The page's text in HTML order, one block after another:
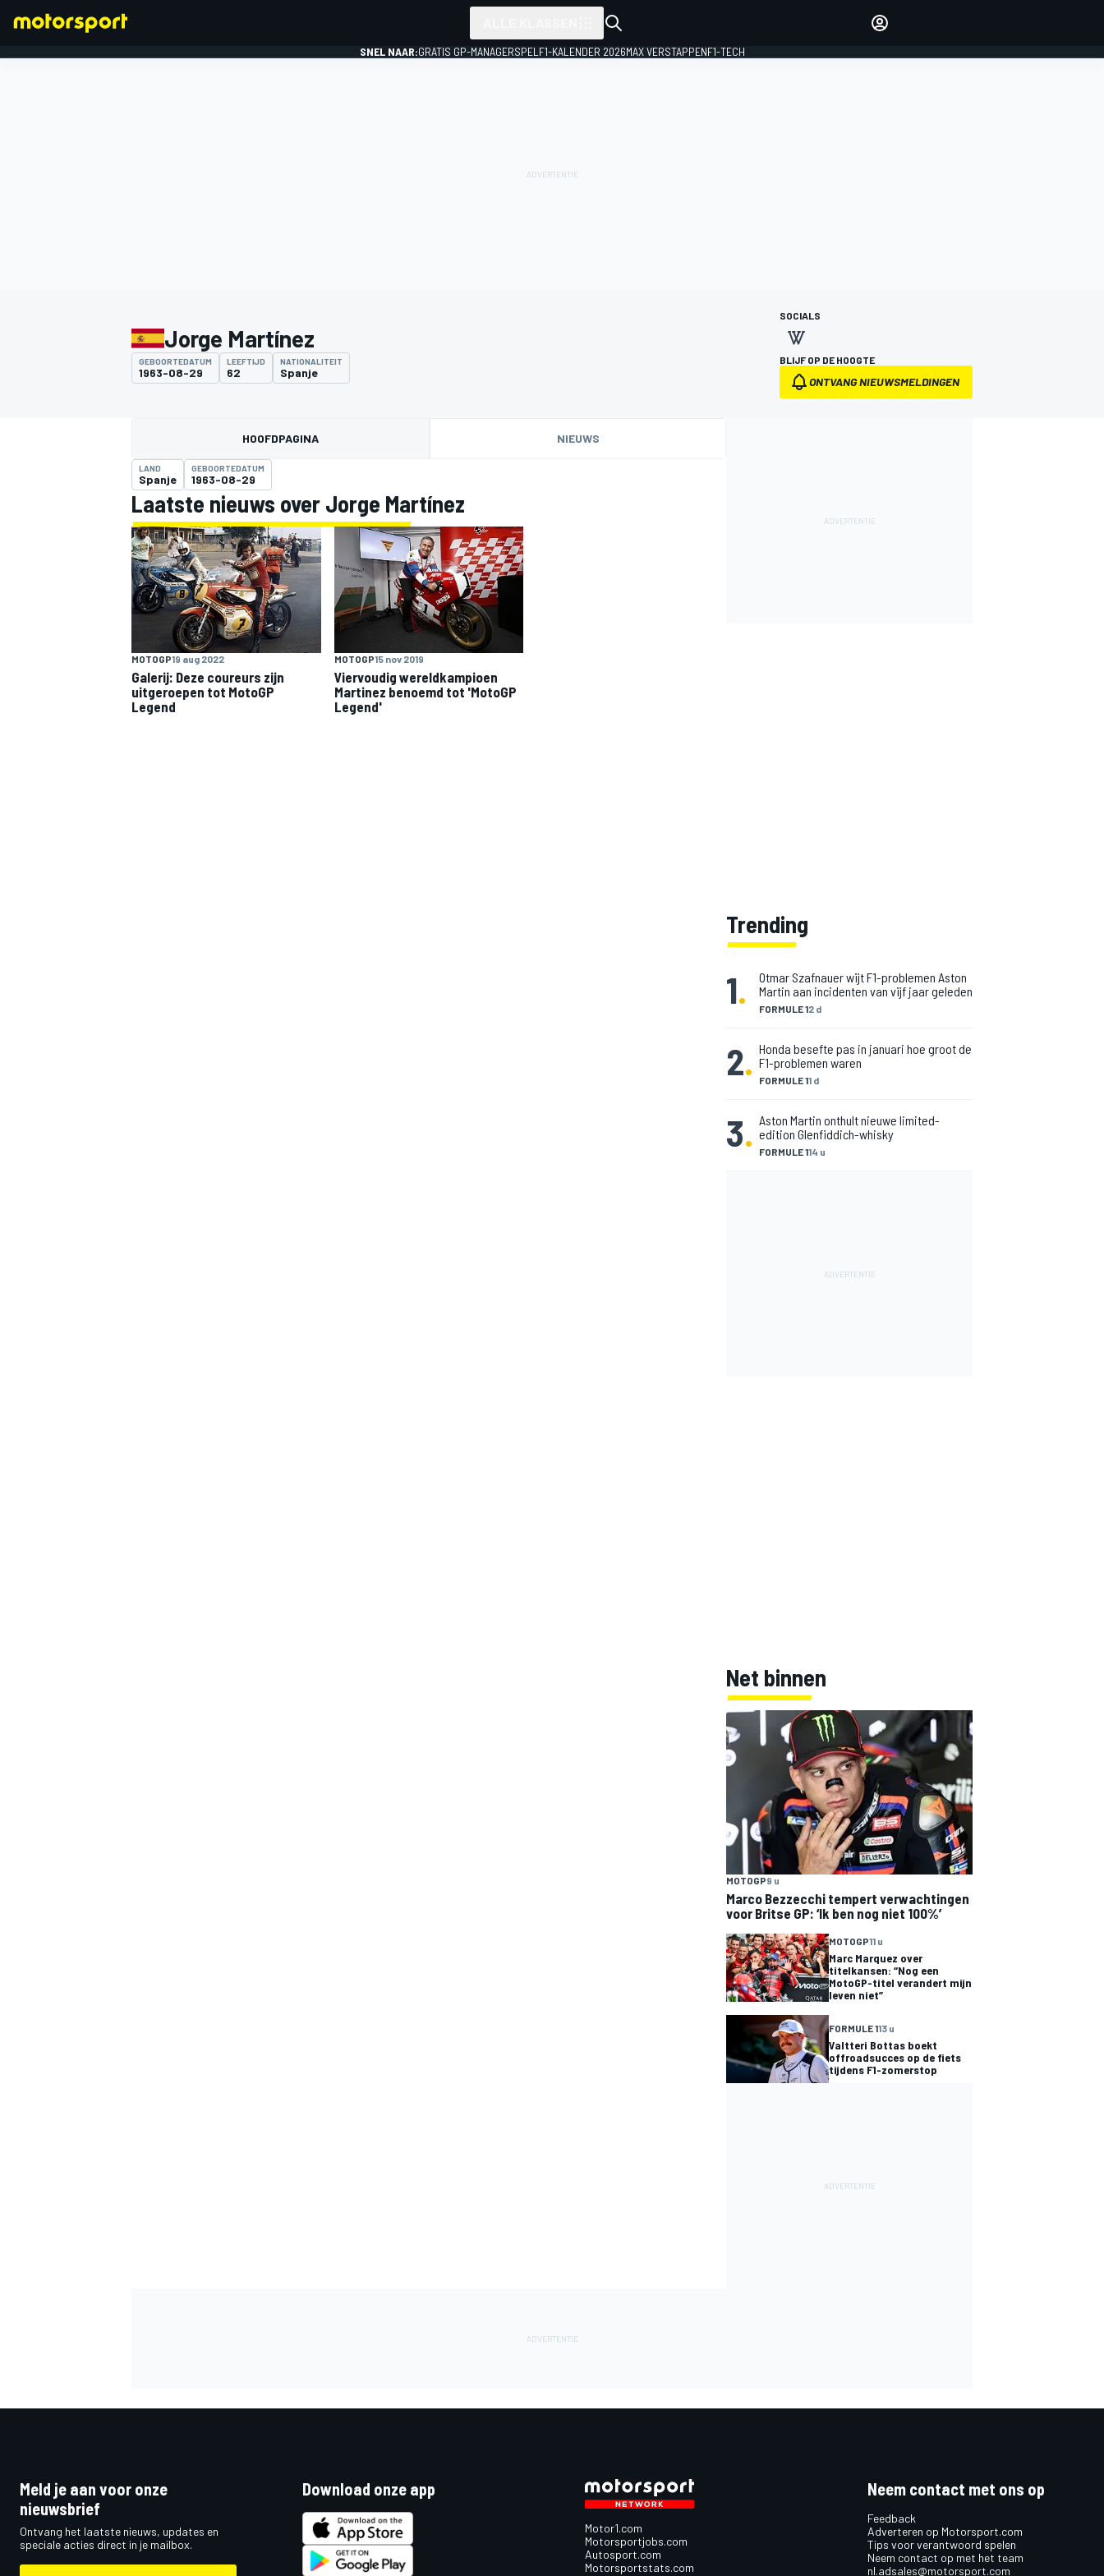
MOTOGP
SNEL NAAR:GRATIS GP-MANAGERSPEL F1-KALENDER 2026MAX VERSTAPPENF1-TECH
Jorge Martínez
GEBOORTEDATUM
1963-08-29
LEEFTIJD
62
NATIONALITEIT
Spanje
SOCIALS
BLIJF OP DE HOOGTE
ONTVANG NIEUWSMELDINGEN
HOOFDPAGINA NIEUWS
LAND
Spanje
GEBOORTEDATUM
1963-08-29
Laatste nieuws over Jorge Martínez
MOTOGP19 aug 2022
Galerij: Deze coureurs zijn
uitgeroepen tot MotoGP
Legend
MOTOGP15 nov 2019
Viervoudig wereldkampioen
Martinez benoemd tot 'MotoGP
Legend'
Trending
1. FORMULE 12 d
Otmar Szafnauer wijt F1-problemen Aston
Martin aan incidenten van vijf jaar geleden
2. FORMULE 11 d
Honda besefte pas in januari hoe groot de
F1-problemen waren
3. FORMULE 114 u
Aston Martin onthult nieuwe limited-
edition Glenfiddich-whisky
Net binnen
MOTOGP9 u
Marco Bezzecchi tempert verwachtingen
voor Britse GP: ‘Ik ben nog niet 100%’
MOTOGP11 u
Marc Marquez over
titelkansen: “Nog een
MotoGP-titel verandert mijn
leven niet”
FORMULE 113 u
Valtteri Bottas boekt
offroadsucces op de fiets
tijdens F1-zomerstop
Meld je aan voor onze
nieuwsbrief
Ontvang het laatste nieuws, updates en
speciale acties direct in je mailbox.
Download onze app
Motor1.com
Motorsportjobs.com
Autosport.com
Motorsportstats.com
Neem contact met ons op
Feedback
Adverteren op Motorsport.com
Tips voor verantwoord spelen
Neem contact op met het team
nl.adsales@motorsport.com